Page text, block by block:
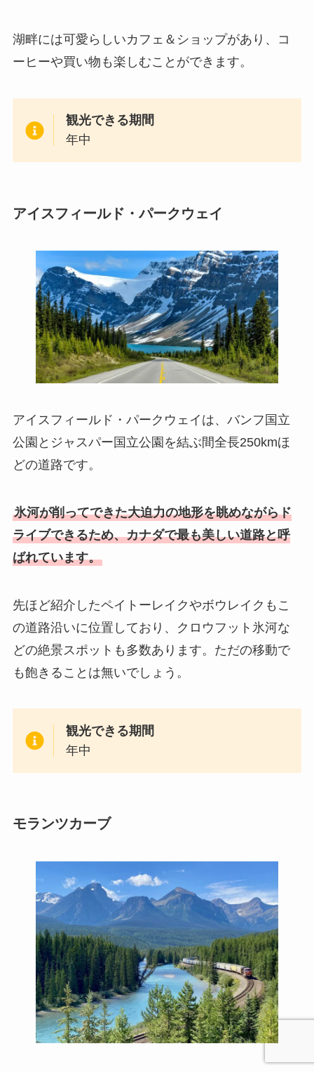
湖畔には可愛らしいカフェ＆ショップがあり、コ
ーヒーや買い物も楽しむことができます。
観光できる期間
年中
アイスフィールド・パークウェイ
アイスフィールド・パークウェイは、バンフ国立
公園とジャスパー国立公園を結ぶ間全長250kmほ
どの道路です。
氷河が削ってできた大迫力の地形を眺めながらド
ライブできるため、カナダで最も美しい道路と呼
ばれています。
先ほど紹介したペイトーレイクやボウレイクもこ
の道路沿いに位置しており、クロウフット氷河な
どの絶景スポットも多数あります。ただの移動で
も飽きることは無いでしょう。
観光できる期間
年中
モランツカーブ